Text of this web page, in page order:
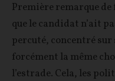
Première remarque
que le candidat n’ait
percuté, concentré sur
forcément la même
l’estrade. Cela, les